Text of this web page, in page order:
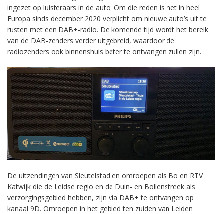
ingezet op luisteraars in de auto. Om die reden is het in heel
Europa sinds december 2020 verplicht om nieuwe auto’s uit te
rusten met een DAB+-radio. De komende tijd wordt het bereik
van de DAB-zenders verder uitgebreid, waardoor de
radiozenders ook binnenshuis beter te ontvangen zullen zijn.
De uitzendingen van Sleutelstad en omroepen als Bo en RTV
Katwijk die de Leidse regio en de Duin- en Bollenstreek als
verzorgingsgebied hebben, zijn via DAB+ te ontvangen op
kanaal 9D. Omroepen in het gebied ten zuiden van Leiden